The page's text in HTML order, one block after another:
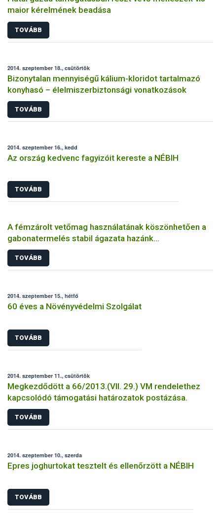
maior kérelmének beadása
TOVÁBB
2014. szeptember 18., csütörtök
Bizonytalan mennyiségű kálium-kloridot tartalmazó
konyhasó – élelmiszerbiztonsági vonatkozások
TOVÁBB
2014. szeptember 16., kedd
Az ország kedvenc fagyizóit kereste a NÉBIH
TOVÁBB
A fémzárolt vetőmag használatának köszönhetően a
gabonatermelés stabil ágazata hazánk
mezőgazdaságának
TOVÁBB
2014. szeptember 15., hétfő
60 éves a Növényvédelmi Szolgálat
TOVÁBB
2014. szeptember 11., csütörtök
Megkezdődött a 66/2013.(VII. 29.) VM rendelethez
kapcsolódó támogatási határozatok postázása.
TOVÁBB
2014. szeptember 10., szerda
Epres joghurtokat tesztelt és ellenőrzött a NÉBIH
TOVÁBB